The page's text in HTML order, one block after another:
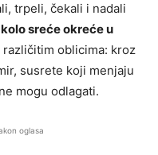
trpeli, čekali i nadali
kolo sreće okreće u
različitim oblicima: kroz
susrete koji menjaju
mogu odlagati.
oglasa